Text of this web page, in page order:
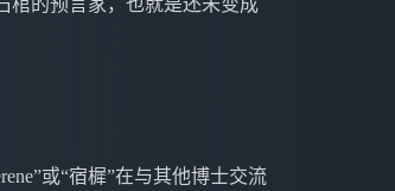
棺的预言家，也就是还未变成
或“宿樨”在与其他博士交流